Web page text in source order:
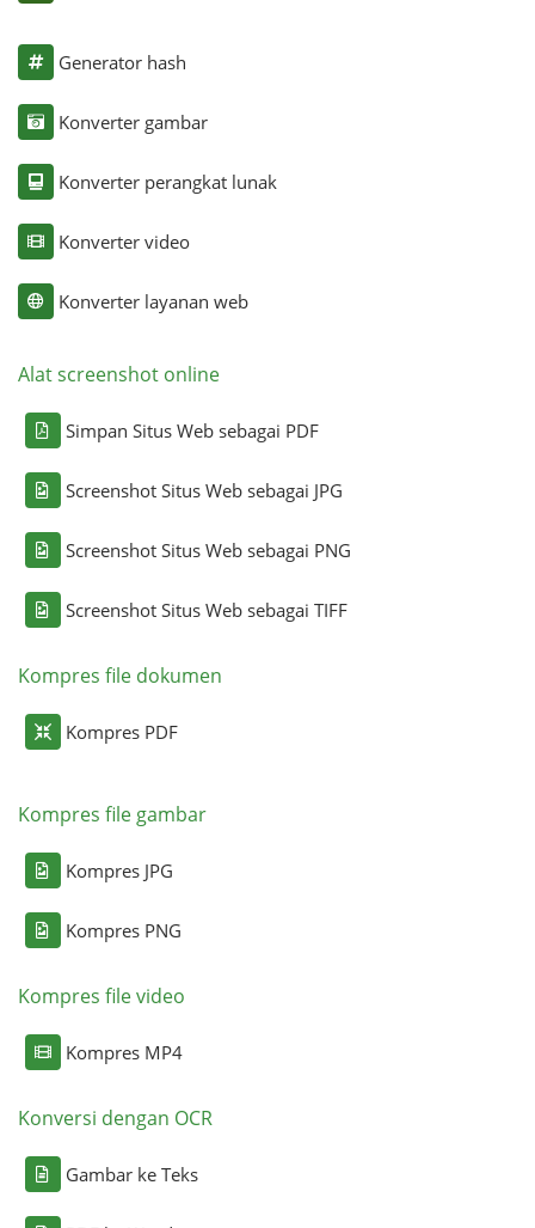
Generator hash
Konverter gambar
Konverter perangkat lunak
Konverter video
Konverter layanan web
Alat screenshot online
Simpan Situs Web sebagai PDF
Screenshot Situs Web sebagai JPG
Screenshot Situs Web sebagai PNG
Screenshot Situs Web sebagai TIFF
Kompres file dokumen
Kompres PDF
Kompres file gambar
Kompres JPG
Kompres PNG
Kompres file video
Kompres MP4
Konversi dengan OCR
Gambar ke Teks